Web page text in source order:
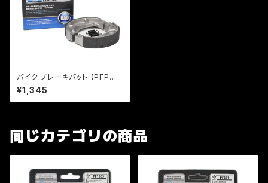
バイク ブレーキパット 【PFP製】
PFB330 ブレーキシュー レッツ
ストマジ
¥1,345
同じカテゴリの商品